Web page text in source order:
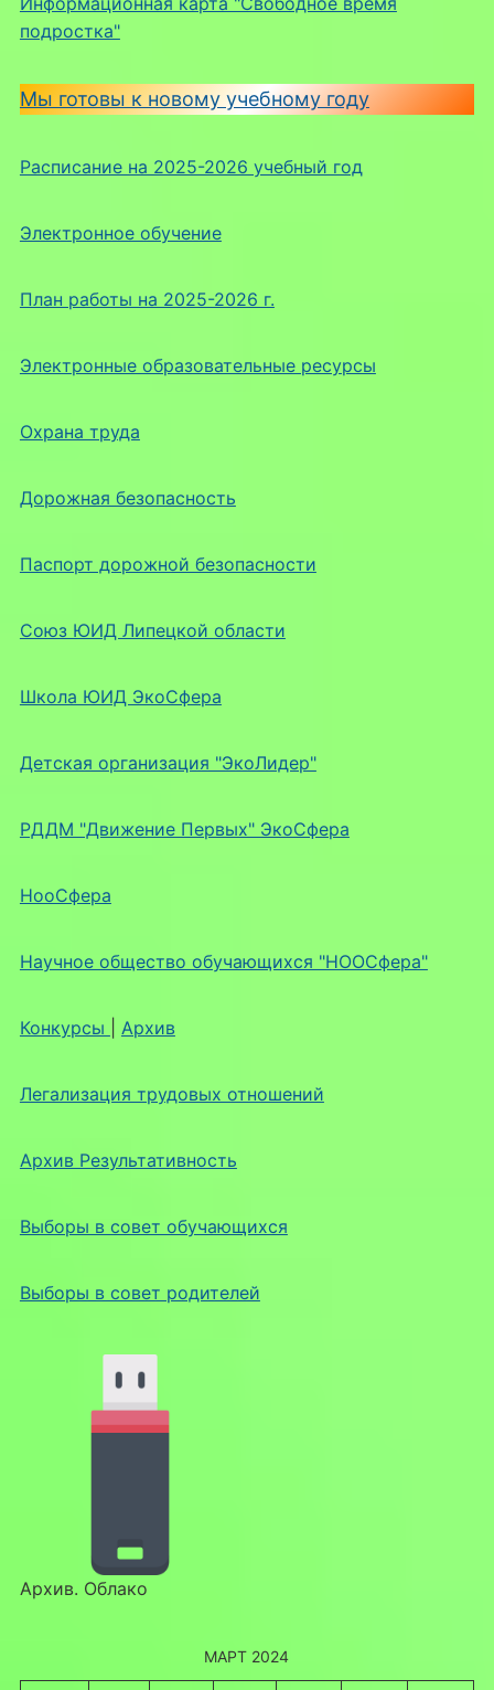
подростка"
Мы готовы к новому учебному году
Расписание на 2025-2026 учебный год
Электронное обучение
План работы на 2025-2026 г.
Электронные образовательные ресурсы
Охрана труда
Дорожная безопасность
Паспорт дорожной безопасности
Союз ЮИД Липецкой области
Школа ЮИД ЭкоСфера
Детская организация "ЭкоЛидер"
РДДМ "Движение Первых" ЭкоСфера
НооСфера
Научное общество обучающихся "НООСфера"
Конкурсы Архив
Легализация трудовых отношений
Архив Результативность
Выборы в совет обучающихся
Выборы в совет родителей
Архив. Облако
МАРТ 2024